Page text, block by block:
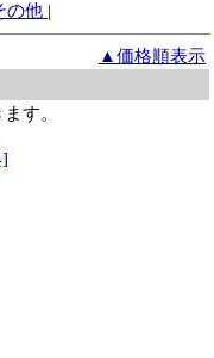
の他 |
▲価格順表示
す。